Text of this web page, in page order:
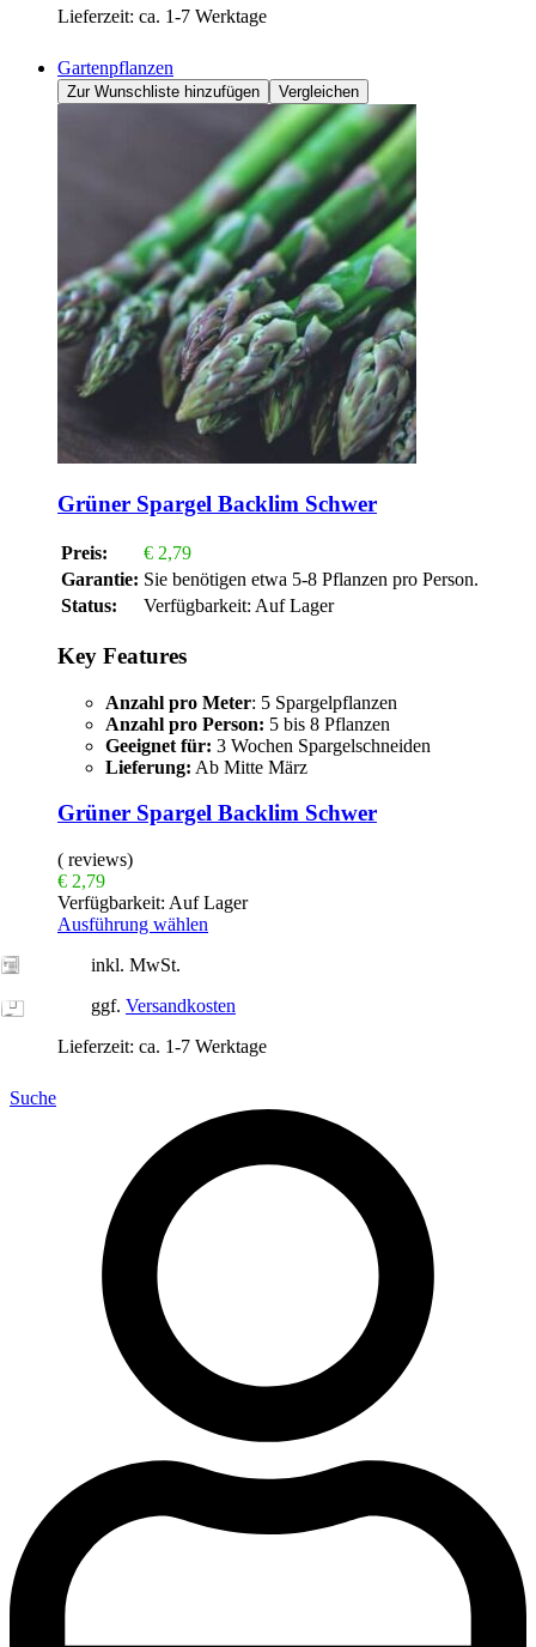
Lieferzeit: ca. 1-7 Werktage
Gartenpflanzen
Zur Wunschliste hinzufügen Vergleichen
Grüner Spargel Backlim Schwer
Preis: € 2,79
Garantie: Sie benötigen etwa 5-8 Pflanzen pro Person.
Status:
Verfügbarkeit: Auf Lager
Key Features
Anzahl pro Meter: 5 Spargelpflanzen
Anzahl pro Person: 5 bis 8 Pflanzen
Geeignet für: 3 Wochen Spargelschneiden
Lieferung: Ab Mitte März
Grüner Spargel Backlim Schwer
( reviews)
€ 2,79
Verfügbarkeit: Auf Lager
Ausführung wählen
inkl. MwSt.
ggf. Versandkosten
Lieferzeit: ca. 1-7 Werktage
Suche